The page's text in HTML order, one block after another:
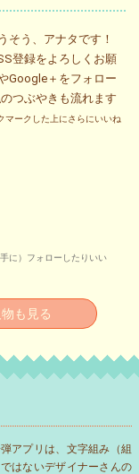
そう、アナタです！
登録をよろしくお願
Google＋をフォロー
つぶやきも流れます
マークした上にさらにいいね
に）フォローしたりいい
も見る
アプリは、文字組み（組
はないデザイナーさんの